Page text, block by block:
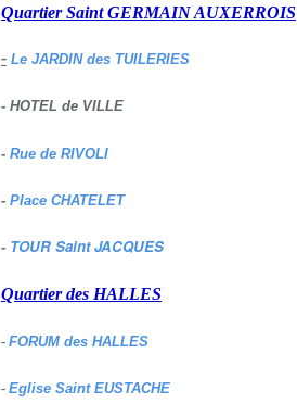
Quartier Saint GERMAIN AUXERROIS
- Le JARDIN des TUILERIES
- HOTEL de VILLE
- Rue de RIVOLI
- Place CHATELET
- TOUR Saint JACQUES
Quartier des HALLES
- FORUM des HALLES
- Eglise Saint EUSTACHE